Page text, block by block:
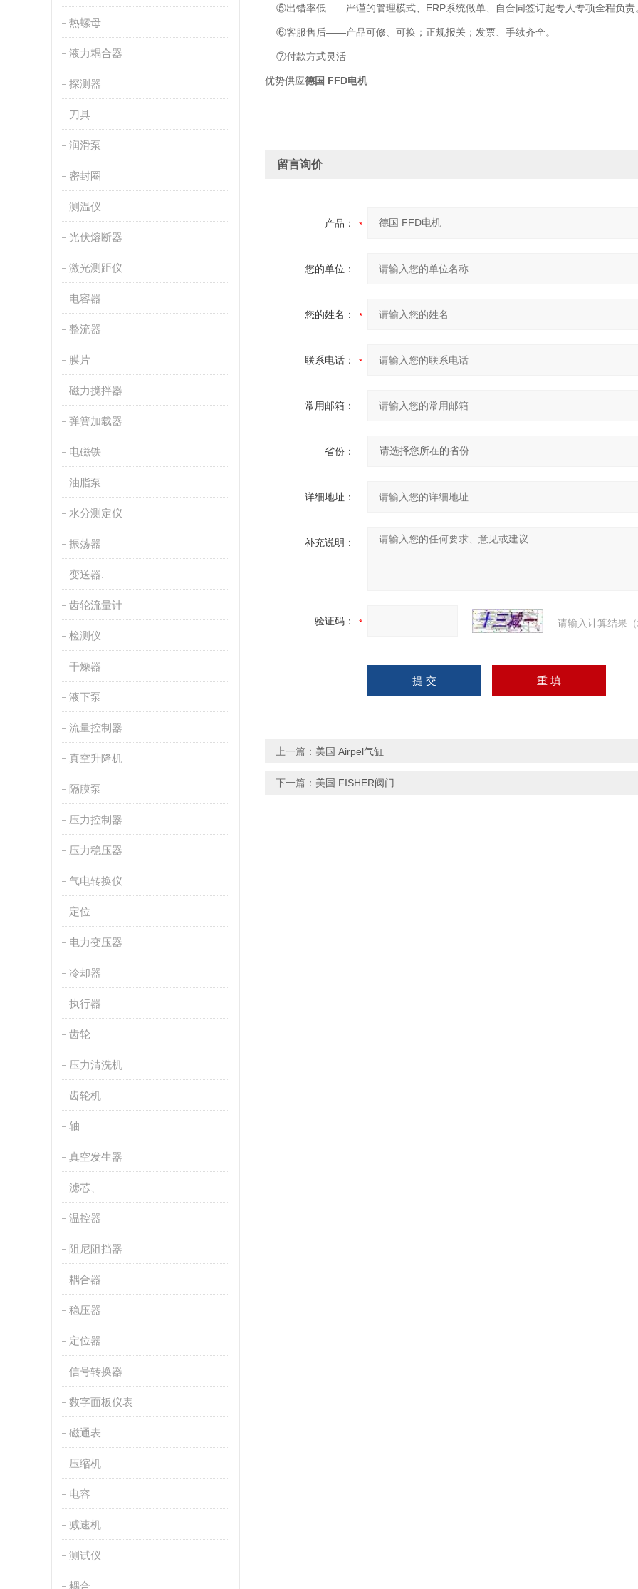
热螺母
液力耦合器
探测器
刀具
润滑泵
密封圈
测温仪
光伏熔断器
激光测距仪
电容器
整流器
膜片
磁力搅拌器
弹簧加载器
电磁铁
油脂泵
水分测定仪
振荡器
变送器.
齿轮流量计
检测仪
干燥器
液下泵
流量控制器
真空升降机
隔膜泵
压力控制器
压力稳压器
气电转换仪
定位
电力变压器
冷却器
执行器
齿轮
压力清洗机
齿轮机
轴
真空发生器
滤芯、
温控器
阻尼阻挡器
耦合器
稳压器
定位器
信号转换器
数字面板仪表
磁通表
压缩机
电容
减速机
测试仪
耦合
⑤出错率低——严谨的管理模式、ERP系统做单、自合同签订起专人专项全程负责
⑥客服售后——产品可修、可换；正规报关；发票、手续齐全。
⑦付款方式灵活
优势供应德国 FFD电机
留言询价
产品：
您的单位：
您的姓名：
联系电话：
常用邮箱：
省份：
详细地址：
补充说明：
验证码： 请输入计算结果
上一篇： 美国 Airpel气缸
下一篇： 美国 FISHER阀门